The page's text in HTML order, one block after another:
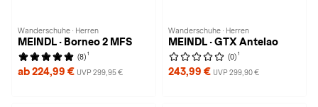
Wanderschuhe · Herren
MEINDL · Borneo 2 MFS
(8) 1
ab 224,99 € UVP 299,95 €
Wanderschuhe · Herren
MEINDL · GTX Antelao
(0) 1
243,99 € UVP 299,90 €